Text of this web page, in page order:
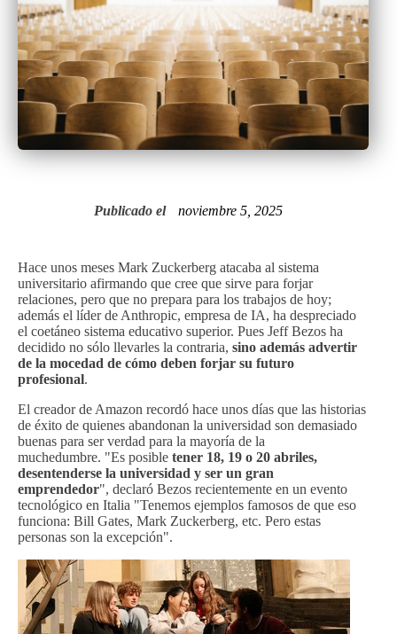
Publicado el noviembre 5, 2025
Hace unos meses Mark Zuckerberg atacaba al sistema
universitario afirmando que cree que sirve para forjar
relaciones, pero que no prepara para los trabajos de hoy;
además el líder de Anthropic, empresa de IA, ha despreciado
el coetáneo sistema educativo superior. Pues Jeff Bezos ha
decidido no sólo llevarles la contraria, sino además advertir
de la mocedad de cómo deben forjar su futuro
profesional.
El creador de Amazon recordó hace unos días que las historias
de éxito de quienes abandonan la universidad son demasiado
buenas para ser verdad para la mayoría de la
muchedumbre. "Es posible tener 18, 19 o 20 abriles,
desentenderse la universidad y ser un gran
emprendedor", declaró Bezos recientemente en un evento
tecnológico en Italia "Tenemos ejemplos famosos de que eso
funciona: Bill Gates, Mark Zuckerberg, etc. Pero estas
personas son la excepción".